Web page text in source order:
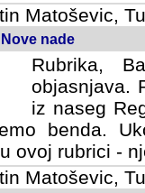
Matoševic,
nade
Rubrika,
objasnjava.
iz naseg
benda.
ovoj rubrici -
Matoševic,